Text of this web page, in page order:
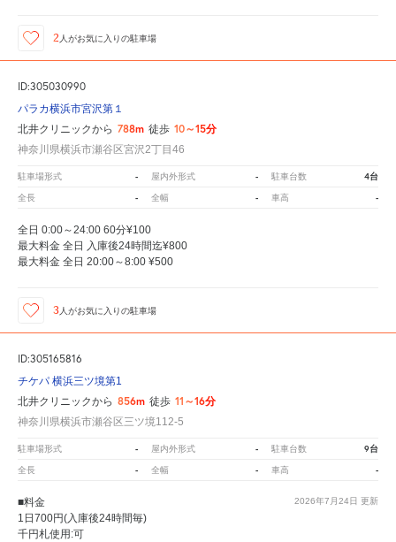
2 人がお気に入りの駐車場
ID:305030990
パラカ横浜市宮沢第１
北井クリニックから 788m 徒歩 10～15分
神奈川県横浜市瀬谷区宮沢2丁目46
駐車場形式 - 屋内外形式 - 駐車台数 4台
全長 - 全幅 - 車高 -
全日 0:00～24:00 60分¥100
最大料金 全日 入庫後24時間迄¥800
最大料金 全日 20:00～8:00 ¥500
3 人がお気に入りの駐車場
ID:305165816
チケパ 横浜三ツ境第1
北井クリニックから 856m 徒歩 11～16分
神奈川県横浜市瀬谷区三ツ境112-5
駐車場形式 - 屋内外形式 - 駐車台数 9台
全長 - 全幅 - 車高 -
2026年7月24日 更新
■料金
1日700円(入庫後24時間毎)
千円札使用:可